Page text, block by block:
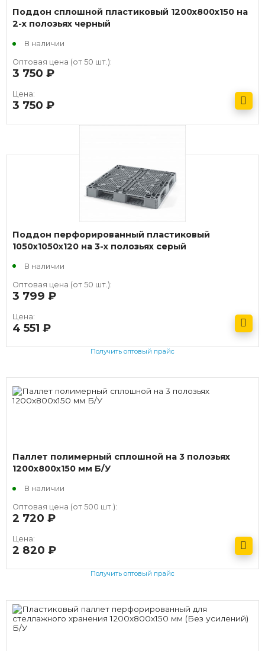
Поддон сплошной пластиковый 1200х800х150 на
2-х полозьях черный
В наличии
Оптовая цена (от 50 шт.):
3 750
Цена:
3 750
Поддон перфорированный пластиковый
1050х1050х120 на 3-х полозьях серый
В наличии
Оптовая цена (от 50 шт.):
3 799
Цена:
4 551
Получить оптовый прайс
Паллет полимерный сплошной на 3 полозьях
1200х800х150 мм Б/У
В наличии
Оптовая цена (от 500 шт.):
2 720
Цена:
2 820
Получить оптовый прайс